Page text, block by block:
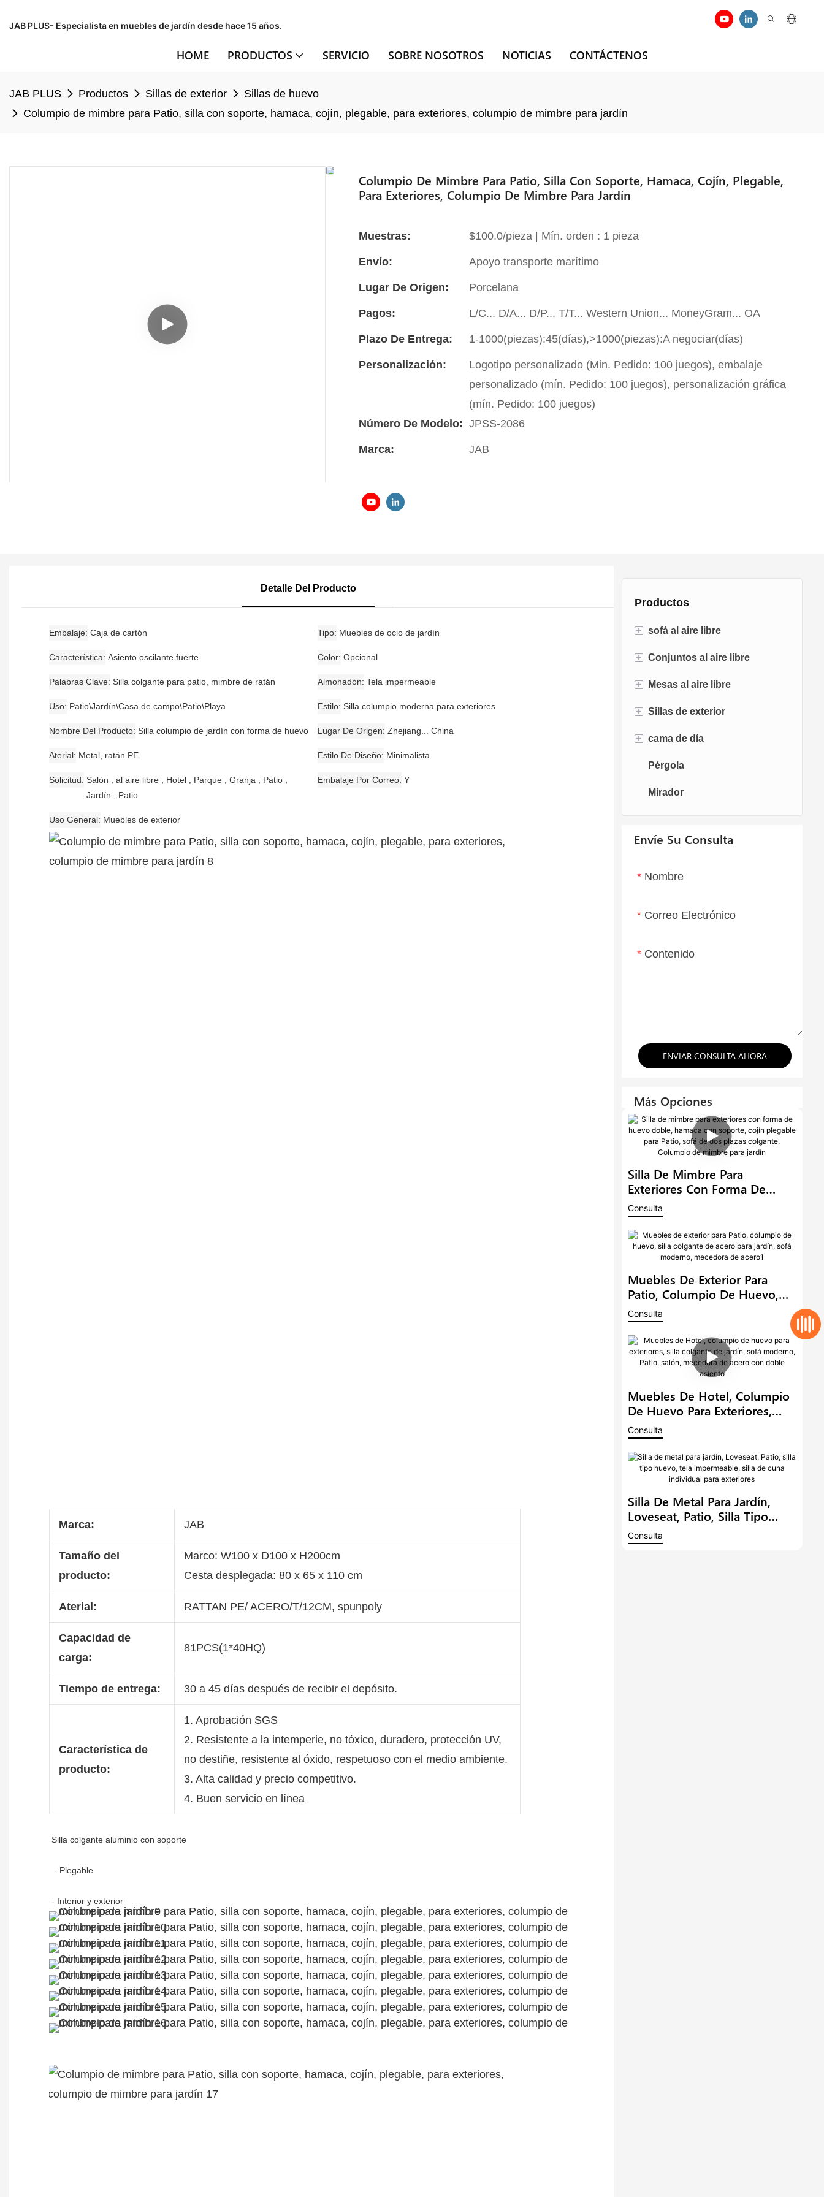
JAB PLUS- Especialista en muebles de jardín desde hace 15 años.
HOME PRODUCTOS SERVICIO SOBRE NOSOTROS NOTICIAS CONTÁCTENOS
JAB PLUS Productos Sillas de exterior
Sillas de huevo
Columpio de mimbre para Patio, silla con soporte, hamaca, cojín, plegable, para exteriores, columpio de mimbre para jardín
Columpio De Mimbre Para Patio, Silla Con Soporte, Hamaca, Cojín, Plegable,
Para Exteriores, Columpio De Mimbre Para Jardín
Muestras: $100.0/pieza | Mín. orden : 1 pieza
Envío: Apoyo transporte marítimo
Lugar De Origen: Porcelana
Pagos: L/C... D/A... D/P... T/T... Western Union... MoneyGram... OA
Plazo De Entrega: 1-1000(piezas):45(días),>1000(piezas):A negociar(días)
Personalización:
Logotipo personalizado (Min. Pedido: 100 juegos), embalaje
personalizado (mín. Pedido: 100 juegos), personalización gráfica
(mín. Pedido: 100 juegos)
Número De Modelo: JPSS-2086
Marca: JAB
Productos
+ sofá al aire libre
Sofá de ratán
Sofá de cuerda
Sofá de aluminio
Sofá de tela
Sofá de teca
+ Conjuntos al aire libre
Conjuntos de bistró
Conjuntos de conversación
Juegos de comedor
+ Mesas al aire libre
Mesas para fogatas
Mesas de comedor
+ Sillas de exterior
Sillas de comedor
Sillas columpios
Sillas de huevo
+ cama de día
Tumbona
Chaise Lounge
Pérgola
Mirador
Envíe Su Consulta
Nombre
Correo Electrónico
Contenido
ENVIAR CONSULTA AHORA
Más Opciones
Silla De Mimbre Para
Exteriores Con Forma De
Huevo Doble, Hamaca Con
Soporte, Cojín Plegable Para
Patio, Sofá De Dos Plazas
Colgante, Columpio De
Mimbre Para Jardín
Consulta
Muebles De Exterior Para
Patio, Columpio De Huevo,
Silla Colgante De Acero Para
Jardín, Sofá Moderno,
Mecedora De Acero1
Consulta
Muebles De Hotel, Columpio
De Huevo Para Exteriores,
Silla Colgante De Jardín, Sofá
Moderno, Patio, Salón,
Mecedora De Acero Con
Doble Asiento
Consulta
Silla De Metal Para Jardín,
Loveseat, Patio, Silla Tipo
Huevo, Tela Impermeable,
Silla De Cuna Individual Para
Consulta
Detalle Del Producto
Embalaje Caja de cartón Tipo Muebles de ocio de jardín
Característica Asiento oscilante fuerte Color Opcional
Palabras Clave Silla colgante para patio, mimbre de ratán Almohadón Tela impermeable
Uso Patio\Jardín\Casa de campo\Patio\Playa Estilo Silla columpio moderna para exteriores
Nombre Del Producto Silla columpio de jardín con forma de huevo Lugar De Origen Zhejiang... China
Aterial Metal, ratán PE Estilo De Diseño Minimalista
Solicitud Salón , al aire libre , Hotel , Parque , Granja , Patio ,
Jardín , Patio
Embalaje Por Correo Y
Uso General Muebles de exterior
Marca: JAB
Tamaño del
producto:
Marco: W100 x D100 x H200cm
Cesta desplegada: 80 x 65 x 110 cm
Aterial: RATTAN PE/ ACERO/T/12CM, spunpoly
Capacidad de
carga:
81PCS(1*40HQ)
Tiempo de entrega: 30 a 45 días después de recibir el depósito.
Característica de
producto:
1. Aprobación SGS
2. Resistente a la intemperie, no tóxico, duradero, protección UV,
no destiñe, resistente al óxido, respetuoso con el medio ambiente.
3. Alta calidad y precio competitivo.
4. Buen servicio en línea